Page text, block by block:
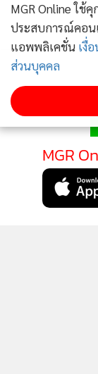
MGR
MGR Online ใช้
ประสบการณ์คอ
แอพพลิเคชั่น เงื่
ส่วนบุคคล